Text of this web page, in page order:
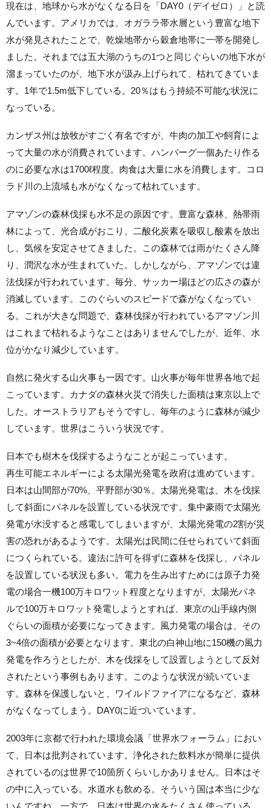
現在は、地球から水がなくなる日を「DAY0（デイゼロ）」と読
んでいます。アメリカでは、オガララ帯水層という豊富な地下
水が発見されたことで、乾燥地帯から穀倉地帯に一帯を開発し
ました。それまでは五大湖のうちの1つと同じぐらいの地下水が
溜まっていたのが、地下水が汲み上げられて、枯れてきていま
す。1年で1.5m低下している。20％はもう持続不可能な状況に
なっている。
カンザス州は放牧がすごく有名ですが、牛肉の加工や飼育によ
って大量の水が消費されています。ハンバーグ一個あたり作る
のに必要な水は1700ℓ程度。肉食は大量に水を消費します。コロ
ラド川の上流域も水がなくなって枯れています。
アマゾンの森林伐採も水不足の原因です。豊富な森林、熱帯雨
林によって、光合成がおこり、二酸化炭素を吸収し酸素を放出
し、気候を安定させてきました。この森林では雨がたくさん降
り、潤沢な水が生まれていた。しかしながら、アマゾンでは違
法伐採が行われています。毎分、サッカー場ほどの広さの森が
消滅しています。このぐらいのスピードで森がなくなってい
る。これが大きな問題で、森林伐採が行われているアマゾン川
はこれまで枯れるようなことはありませんでしたが、近年、水
位がかなり減少しています。
自然に発火する山火事も一因です。山火事が毎年世界各地で起
こっています。カナダの森林火災で消失した面積は東京以上で
した。オーストラリアもそうですし、毎年のように森林が減少
しています。世界はこういう状況です。
日本でも樹木を伐採するようなことが起こっています。
再生可能エネルギーによる太陽光発電を政府は進めています。
日本は山間部が70%、平野部が30％。太陽光発電は、木を伐採
して斜面にパネルを設置している状況です。集中豪雨で太陽光
発電が水没すると感電してしまいますが、太陽光発電の2割が災
害の恐れがあるようです。太陽光は民間に任せられていて斜面
につくられている。違法に許可を得ずに森林を伐採し、パネル
を設置している状況も多い。電力を生み出すためには原子力発
電の場合一機100万キロワット程度となりますが、太陽光パネ
ルで100万キロワット発電しようとすれば、東京の山手線内側
ぐらいの面積が必要になってきます。風力発電の場合は、その
3~4倍の面積が必要となります。東北の白神山地に150機の風力
発電を作ろうとしたが、木を伐採をして設置しようとして反対
されたという事例もあります。このような状況が続いていま
す。森林を保護しないと、ワイルドファイアになるなど、森林
がなくなってしまう。DAY0に近づいています。
2003年に京都で行われた環境会議「世界水フォーラム」におい
て、日本は批判されています。浄化された飲料水が簡単に提供
されているのは世界で10箇所くらいしかありません。日本はそ
の中に入っている。水道水も飲める。そういう国は本当に少な